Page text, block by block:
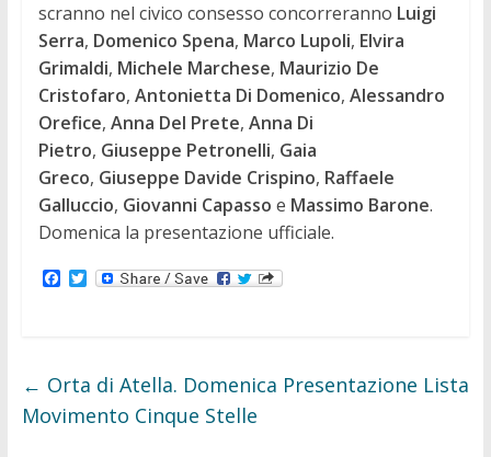
scranno nel civico consesso concorreranno Luigi
Serra, Domenico Spena, Marco Lupoli, Elvira
Grimaldi, Michele Marchese, Maurizio De
Cristofaro, Antonietta Di Domenico, Alessandro
Orefice, Anna Del Prete, Anna Di
Pietro, Giuseppe Petronelli, Gaia
Greco, Giuseppe Davide Crispino, Raffaele
Galluccio, Giovanni Capasso e Massimo Barone.
Domenica la presentazione ufficiale.
F
o
T
r
← Orta di Atella. Domenica Presentazione Lista
Movimento Cinque Stelle